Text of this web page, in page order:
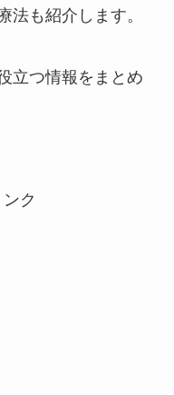
法も紹介します。
立つ情報をまとめ
ク